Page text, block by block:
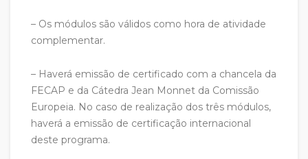
– Os módulos são válidos como hora de atividade
complementar.
– Haverá emissão de certificado com a chancela da
FECAP e da Cátedra Jean Monnet da Comissão
Europeia. No caso de realização dos três módulos,
haverá a emissão de certificação internacional
deste programa.